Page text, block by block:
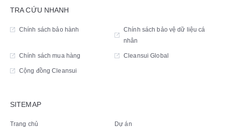
TRA CỨU NHANH
Chính sách bảo hành
Chính sách bảo vệ dữ liệu cá
nhân
Chính sách mua hàng Cleansui Global
Cộng đồng Cleansui
SITEMAP
Trang chủ Dự án